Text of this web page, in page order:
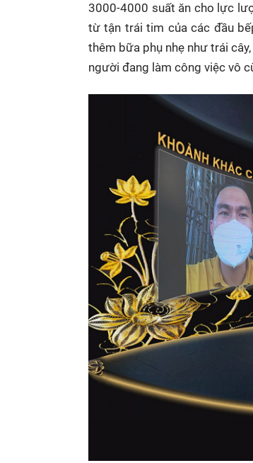
3000-4000 suất ăn cho lực
từ tận trái tim của các đầu
thêm bữa phụ nhẹ như trái
người đang làm công việc vô